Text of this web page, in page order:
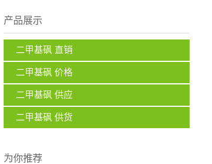
产品展示
二甲基砜 直销
二甲基砜 价格
二甲基砜 供应
二甲基砜 供货
为你推荐